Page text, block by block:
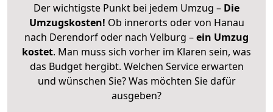
Der wichtigste Punkt bei jedem Umzug – Die
Umzugskosten! Ob innerorts oder von Hanau
nach Derendorf oder nach Velburg –ein Umzug
kostet. Man muss sich vorher im Klaren sein, was
das Budget hergibt. Welchen Service erwarten
und wünschen Sie? Was möchten Sie dafür
ausgeben?